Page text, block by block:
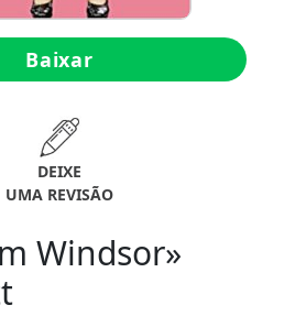
Baixar
DEIXE
UMA REVISÃO
Windsor»